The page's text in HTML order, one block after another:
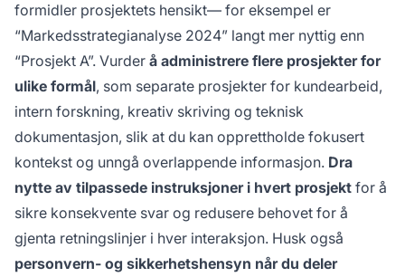
formidler prosjektets hensikt— for eksempel er
“Markedsstrategianalyse 2024” langt mer nyttig enn
“Prosjekt A”. Vurder å administrere flere prosjekter for
ulike formål, som separate prosjekter for kundearbeid,
intern forskning, kreativ skriving og teknisk
dokumentasjon, slik at du kan opprettholde fokusert
kontekst og unngå overlappende informasjon. Dra
nytte av tilpassede instruksjoner i hvert prosjekt for å
sikre konsekvente svar og redusere behovet for å
gjenta retningslinjer i hver interaksjon. Husk også
personvern- og sikkerhetshensyn når du deler